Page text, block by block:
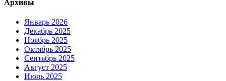
Архивы
Январь 2026
Декабрь 2025
Ноябрь 2025
Октябрь 2025
Сентябрь 2025
Август 2025
Июль 2025